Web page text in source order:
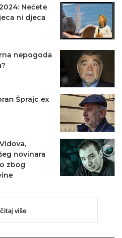
Nećete
ni djeca
nepogoda
Šprajc ex
novinara
zbog
više